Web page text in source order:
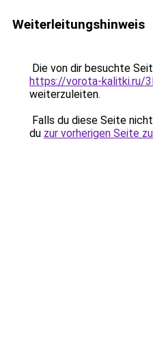
Weiterleitungshinweis
Die von dir besuchte
https://vorota-kalitki.ru/
weiterzuleiten.
Falls du diese Seite
du zur vorherigen Seite